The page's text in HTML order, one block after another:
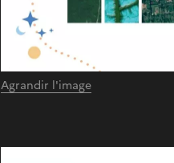
Agrandir l'image